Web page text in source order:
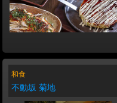
和食
不動坂 菊地